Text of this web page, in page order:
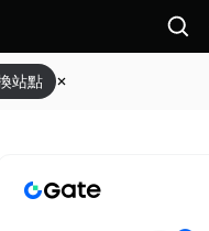
站點